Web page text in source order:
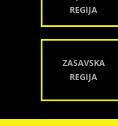
REGIJA
ZASAVSKA
REGIJA